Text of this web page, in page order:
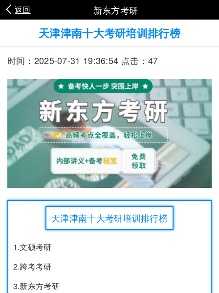
返回 新东方考研
天津津南十大考研培训排行榜
时间：2025-07-31 19:36:54 点击：47
天津津南十大考研培训排行榜
1.文硕考研
2.跨考考研
3.新东方考研